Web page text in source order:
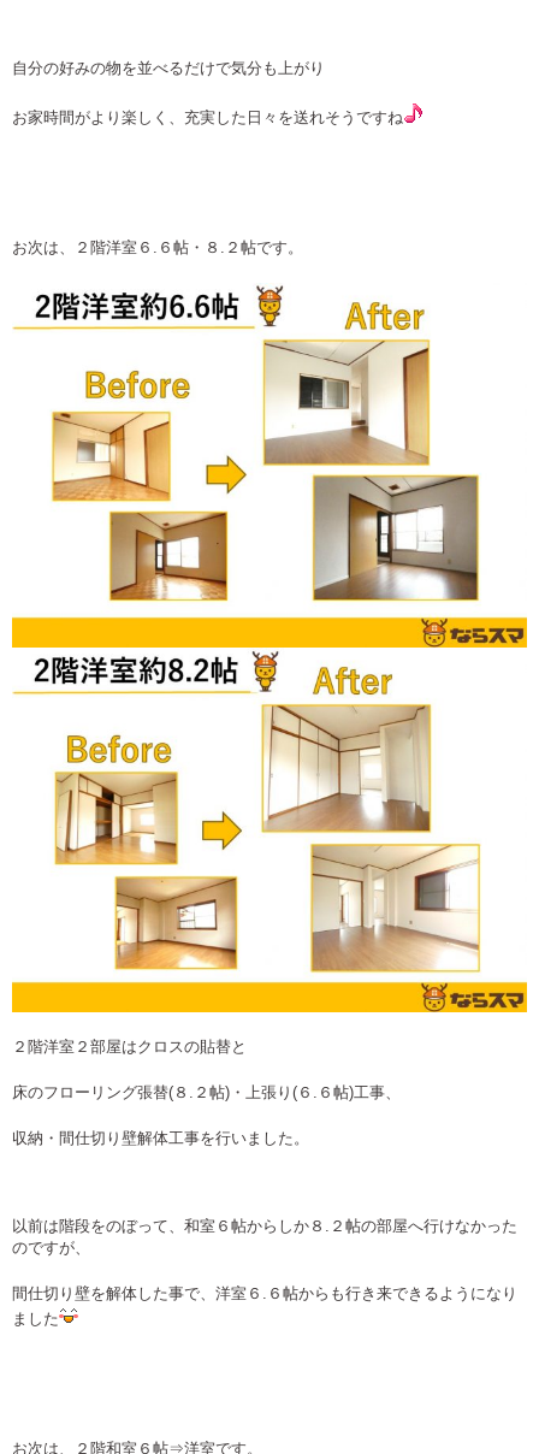
自分の好みの物を並べるだけで気分も上がり
お家時間がより楽しく、充実した日々を送れそうですね
お次は、２階洋室６.６帖・８.２帖です。
２階洋室２部屋はクロスの貼替と
床のフローリング張替(８.２帖)・上張り(６.６帖)工事、
収納・間仕切り壁解体工事を行いました。
以前は階段をのぼって、和室６帖からしか８.２帖の部屋へ行けなかった
のですが、
間仕切り壁を解体した事で、洋室６.６帖からも行き来できるようになり
ました
お次は、２階和室６帖⇒洋室です。